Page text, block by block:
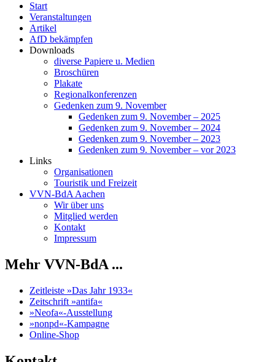
Start
Veranstaltungen
Artikel
AfD bekämpfen
Downloads
diverse Papiere u. Medien
Broschüren
Plakate
Regionalkonferenzen
Gedenken zum 9. November
Gedenken zum 9. November – 2025
Gedenken zum 9. November – 2024
Gedenken zum 9. November – 2023
Gedenken zum 9. November – vor 2023
Links
Organisationen
Touristik und Freizeit
VVN-BdA Aachen
Wir über uns
Mitglied werden
Kontakt
Impressum
Mehr VVN-BdA ...
Zeitleiste »Das Jahr 1933«
Zeitschrift »antifa«
»Neofa«-Ausstellung
»nonpd«-Kampagne
Online-Shop